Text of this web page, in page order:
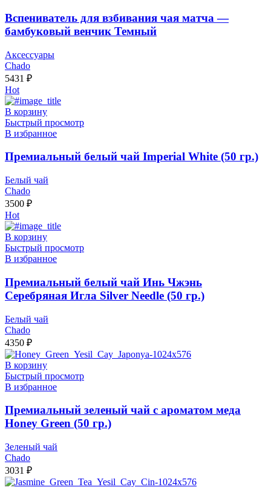
Вспениватель для взбивания чая матча —
бамбуковый венчик Темный
Аксессуары
Chado
5431 ₽
Hot
В корзину
Быстрый просмотр
В избранное
Премиальный белый чай Imperial White (50 гр.)
Белый чай
Chado
3500 ₽
Hot
В корзину
Быстрый просмотр
В избранное
Премиальный белый чай Инь Чжэнь
Серебряная Игла Silver Needle (50 гр.)
Белый чай
Chado
4350 ₽
В корзину
Быстрый просмотр
В избранное
Премиальный зеленый чай с ароматом меда
Honey Green (50 гр.)
Зеленый чай
Chado
3031 ₽